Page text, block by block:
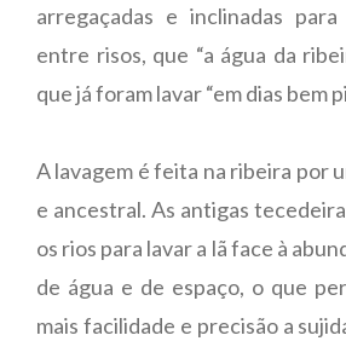
arregaçadas e inclinadas
entre risos, que “a água da
que já foram lavar “em dias bem
A lavagem é feita na ribeira por
e ancestral. As antigas
os rios para lavar a lã face à
de água e de espaço, o que
mais facilidade e precisão a